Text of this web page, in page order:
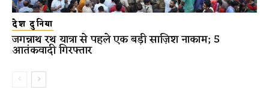
देश दुनिया
जगन्नाथ रथ यात्रा से पहले एक बड़ी साज़िश नाकाम; 5
आतंकवादी गिरफ्तार